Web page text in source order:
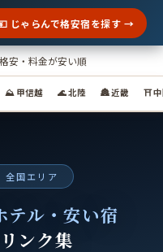
じゃらんで格安宿を探す →
格安・料金が安い順
⛰ 甲信越 🌊 北陸 🏯 近畿 ⛩ 中
国エリア
テル・安い宿
ンク集